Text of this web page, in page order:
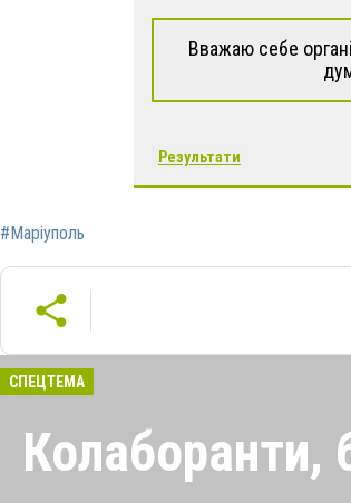
Вважаю себе
Результати
#Маріуполь
СПЕЦТЕМА
Колаборанти,